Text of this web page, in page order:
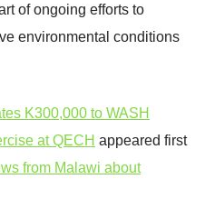
of ongoing efforts to
environmental conditions
K300,000 to WASH
at QECH appeared first
from Malawi about